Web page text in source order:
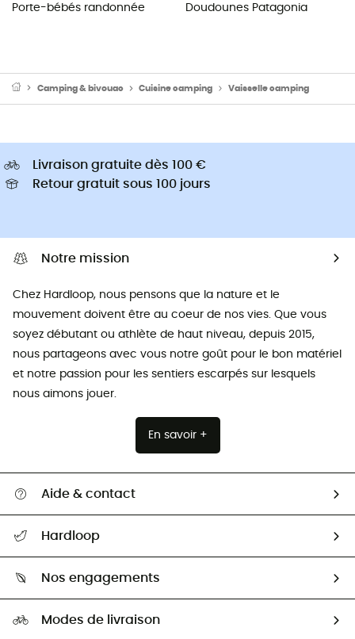
Porte-bébés randonnée
Doudounes Patagonia
Camping & bivouac Cuisine camping Vaisselle camping
Livraison gratuite dès 100 €
Retour gratuit sous 100 jours
Notre mission
Chez Hardloop, nous pensons que la nature et le
mouvement doivent être au coeur de nos vies. Que vous
soyez débutant ou athlète de haut niveau, depuis 2015,
nous partageons avec vous notre goût pour le bon matériel
et notre passion pour les sentiers escarpés sur lesquels
nous aimons jouer.
En savoir +
Aide & contact
Guide des tailles
Seconde Main
Hardloop
HardGuides
Nos engagements
Modes de livraison